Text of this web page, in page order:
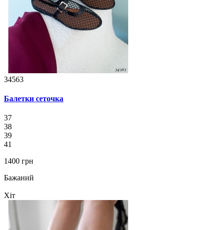
34563
Балетки сеточка
37
38
39
41
1400 грн
Бажаний
Хіт